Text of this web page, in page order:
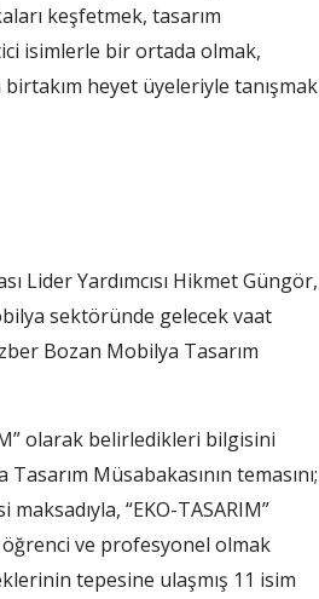
keşfetmek, tasarım
isimlerle bir ortada olmak,
heyet üyeleriyle tanışmak
Lider Yardımcısı Hikmet Güngör,
sektöründe gelecek vaat
Bozan Mobilya Tasarım
olarak belirledikleri bilgisini
Müsabakasının temasını;
“EKO-TASARIM”
öğrenci ve profesyonel olmak
tepesine ulaşmış 11 isim